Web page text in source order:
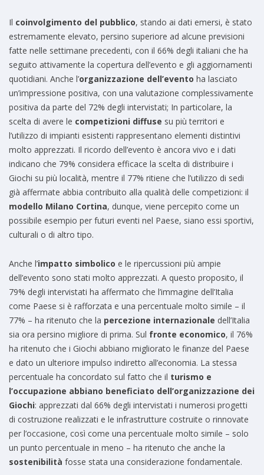
Il coinvolgimento del pubblico, stando ai dati emersi, è stato
estremamente elevato, persino superiore ad alcune previsioni
fatte nelle settimane precedenti, con il 66% degli italiani che ha
seguito attivamente la copertura dell’evento e gli aggiornamenti
quotidiani. Anche l’organizzazione dell’evento ha lasciato
un’impressione positiva, con una valutazione complessivamente
positiva da parte del 72% degli intervistati; In particolare, la
scelta di avere le competizioni diffuse su più territori e
l’utilizzo di impianti esistenti rappresentano elementi distintivi
molto apprezzati. Il ricordo dell’evento è ancora vivo e i dati
indicano che 79% considera efficace la scelta di distribuire i
Giochi su più località, mentre il 77% ritiene che l’utilizzo di sedi
già affermate abbia contribuito alla qualità delle competizioni: il
modello Milano Cortina, dunque, viene percepito come un
possibile esempio per futuri eventi nel Paese, siano essi sportivi,
culturali o di altro tipo.
Anche l’impatto simbolico e le ripercussioni più ampie
dell’evento sono stati molto apprezzati. A questo proposito, il
79% degli intervistati ha affermato che l’immagine dell’Italia
come Paese si è rafforzata e una percentuale molto simile – il
77% – ha ritenuto che la percezione internazionale dell’Italia
sia ora persino migliore di prima. Sul fronte economico, il 76%
ha ritenuto che i Giochi abbiano migliorato le finanze del Paese
e dato un ulteriore impulso indiretto all’economia. La stessa
percentuale ha concordato sul fatto che il turismo e
l’occupazione abbiano beneficiato dell’organizzazione dei
Giochi: apprezzati dal 66% degli intervistati i numerosi progetti
di costruzione realizzati e le infrastrutture costruite o rinnovate
per l’occasione, così come una percentuale molto simile – solo
un punto percentuale in meno – ha ritenuto che anche la
sostenibilità fosse stata una considerazione fondamentale.